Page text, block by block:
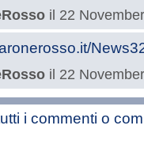
il 22
il 22
i commenti o